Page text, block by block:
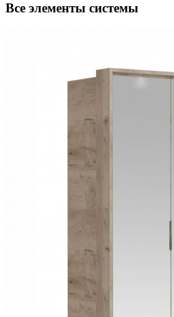
Все элементы системы